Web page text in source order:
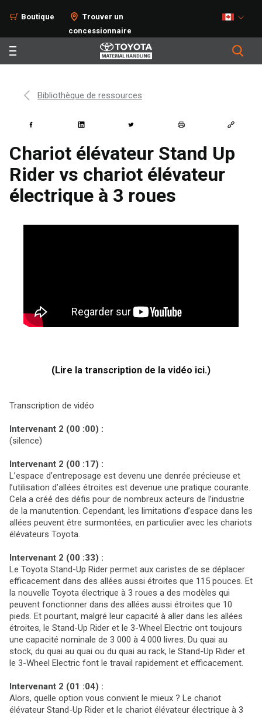
Boutique
Trouver un
concessionnaire
Bibliothèque de ressources
Chariot élévateur Stand Up
Rider vs chariot élévateur
électrique à 3 roues
(Lire la transcription de la vidéo ici.)
Transcription de vidéo
Intervenant 2 (00 :00) :
(silence)
Intervenant 2 (00 :17) :
L’espace d’entreposage est devenu une denrée précieuse et
l’utilisation d’allées étroites est devenue une pratique courante.
Cela a créé des défis pour de nombreux acteurs de l’industrie
de la manutention. Cependant, les limitations d’espace dans les
allées peuvent être surmontées, en particulier avec les chariots
élévateurs Toyota.
Intervenant 2 (00 :33) :
Le Toyota Stand-Up Rider permet aux caristes de se déplacer
efficacement dans des allées aussi étroites que 115 pouces. Et
la nouvelle Toyota électrique à 3 roues a des modèles qui
peuvent fonctionner dans des allées aussi étroites que 10
pieds. Et pourtant, malgré leur capacité à aller dans les allées
étroites, le Stand-Up Rider et le 3-Wheel Electric ont toujours
une capacité nominale de 3 000 à 4 000 livres. Du quai au
stock, du quai au quai ou du quai au rack, le Stand-Up Rider et
le 3-Wheel Electric font le travail rapidement et efficacement.
Intervenant 2 (01 :04) :
Alors, quelle option vous convient le mieux ? Le chariot
élévateur Stand-Up Rider et le chariot élévateur électrique à 3